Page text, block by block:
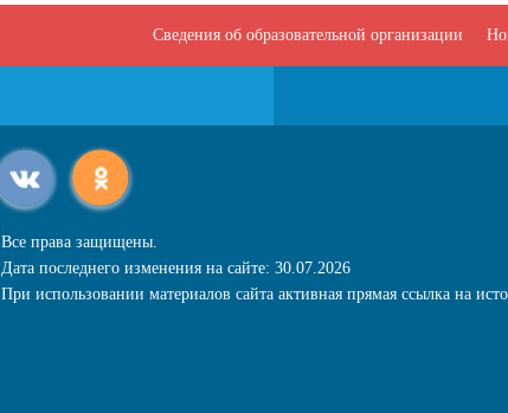
Сведения об образовательной организации
Все права защищены.
Дата последнего изменения на сайте: 30.07.2026
При использовании материалов сайта активная прямая ссылка на